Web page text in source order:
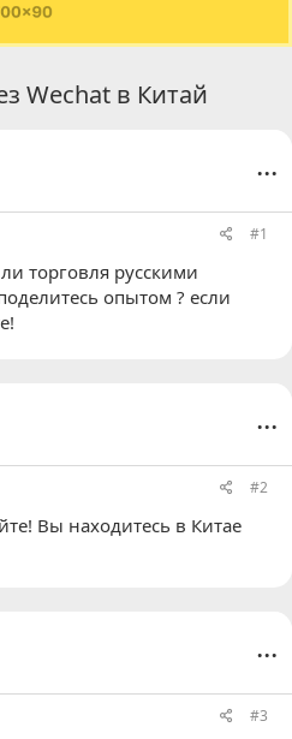
Wechat в Китай
...
#1
торговля русскими
опытом ? если
...
#2
Вы находитесь в Китае
...
#3